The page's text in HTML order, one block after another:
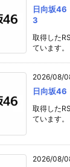
日向坂
3
取得した
ています
2026/08/
日向坂
取得した
ています
2026/08/